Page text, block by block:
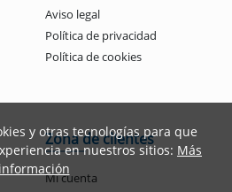
Aviso legal
Política de privacidad
Política de cookies
Zona de clientes
Mi cuenta
y otras tecnologías para que
en nuestros sitios: Más
información